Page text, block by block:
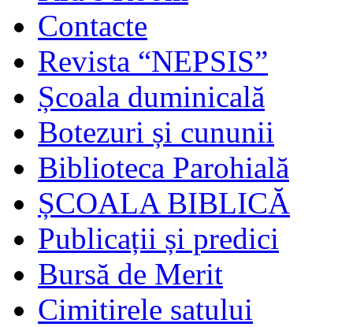
Contacte
Revista “NEPSIS”
Școala duminicală
Botezuri și cununii
Biblioteca Parohială
ȘCOALA BIBLICĂ
Publicații și predici
Bursă de Merit
Cimitirele satului